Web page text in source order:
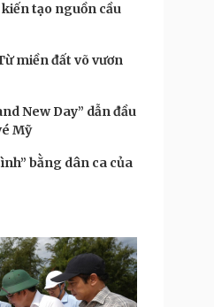
tạo nguồn cầu
miền đất võ vươn
New Day” dẫn đầu
Mỹ
bằng dân ca của